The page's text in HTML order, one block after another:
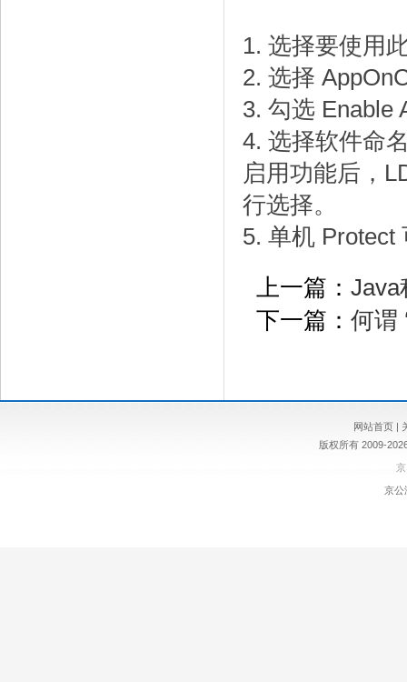
1. 选择要使用
2. 选择
3. 勾选 Enable
4. 选择软件命
启用功能后，
行选择。
5. 单机 Protect
上一篇： Java
下一篇： 何谓
网站首页|
版权所有 2009-
京公